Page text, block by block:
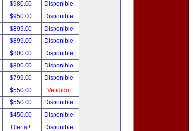
$980.00
Disponible
$950.00
Disponible
$899.00
Disponible
$899.00
Disponible
$800.00
Disponible
$800.00
Disponible
$799.00
Disponible
$550.00
Vendido!
$550.00
Disponible
$450.00
Disponible
Ofertar!
Disponible